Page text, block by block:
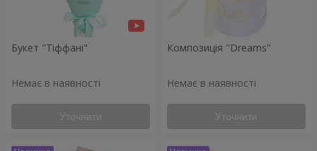
Букет "Тіффані"
Немає в наявності
Уточнити
Композиція "Dreams"
Немає в наявності
Уточнити